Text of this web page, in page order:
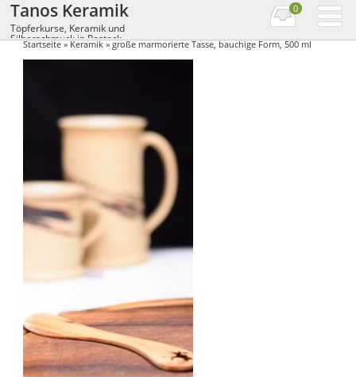
Tanos Keramik
Töpferkurse, Keramik und
Silberschmuck in Rostock
0
Startseite»Keramik» große marmorierte Tasse, bauchige Form, 500 ml